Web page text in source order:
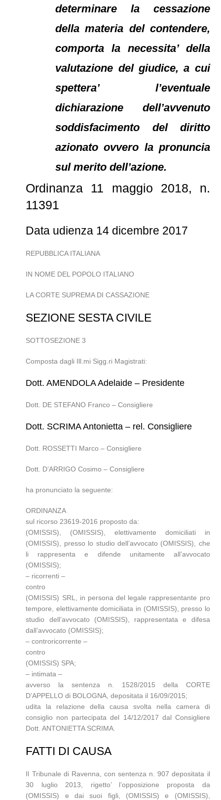
determinare la cessazione
della materia del contendere,
comporta la necessita’ della
valutazione del giudice, a cui
spettera’ l’eventuale
dichiarazione dell’avvenuto
soddisfacimento del diritto
azionato ovvero la pronuncia
sul merito dell’azione.
Ordinanza 11 maggio 2018, n.
11391
Data udienza 14 dicembre 2017
REPUBBLICA ITALIANA
IN NOME DEL POPOLO ITALIANO
LA CORTE SUPREMA DI CASSAZIONE
SEZIONE SESTA CIVILE
SOTTOSEZIONE 3
Composta dagli Ill.mi Sigg.ri Magistrati:
Dott. AMENDOLA Adelaide – Presidente
Dott. DE STEFANO Franco – Consigliere
Dott. SCRIMA Antonietta – rel. Consigliere
Dott. ROSSETTI Marco – Consigliere
Dott. D’ARRIGO Cosimo – Consigliere
ha pronunciato la seguente:
ORDINANZA
sul ricorso 23619-2016 proposto da:
(OMISSIS), (OMISSIS), elettivamente domiciliati in
(OMISSIS), presso lo studio dell’avvocato (OMISSIS), che
li rappresenta e difende unitamente all’avvocato
(OMISSIS);
– ricorrenti –
contro
(OMISSIS) SRL, in persona del legale rappresentante pro
tempore, elettivamente domiciliata in (OMISSIS), presso lo
studio dell’avvocato (OMISSIS), rappresentata e difesa
dall’avvocato (OMISSIS);
– controricorrente –
contro
(OMISSIS) SPA;
– intimata –
avverso la sentenza n. 1528/2015 della CORTE
D’APPELLO di BOLOGNA, depositata il 16/09/2015;
udita la relazione della causa svolta nella camera di
consiglio non partecipata del 14/12/2017 dal Consigliere
Dott. ANTONIETTA SCRIMA.
FATTI DI CAUSA
Il Tribunale di Ravenna, con sentenza n. 907 depositata il
30 luglio 2013, rigetto’ l’opposizione proposta da
(OMISSIS) e dai suoi figli, (OMISSIS) e (OMISSIS),